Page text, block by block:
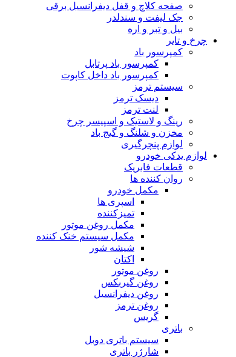
صفحه کلاچ و قفل دیفرانسیل برقی
جک لیفت و سندلدر
بیل و تبر و اره
چرخ و تایر
کمپرسور باد
کمپرسور باد پرتابل
کمپرسور باد داخل کاپوت
سیستم ترمز
دیسک ترمز
لنت ترمز
رینگ و لاستیک و اسپیسر چرخ
مخزن و شلنگ و گیج باد
لوازم پنچرگیری
لوازم یدکی خودرو
قطعات فابریک
روان کننده ها
مکمل خودرو
اسپری ها
تمیزکننده
مکمل روغن موتور
مکمل سیستم خنک کننده
شیشه شور
اکتان
روغن موتور
روغن گیربکس
روغن دیفرانسیل
روغن ترمز
گریس
باتری
سیستم باتری دوبل
شارژر باتری